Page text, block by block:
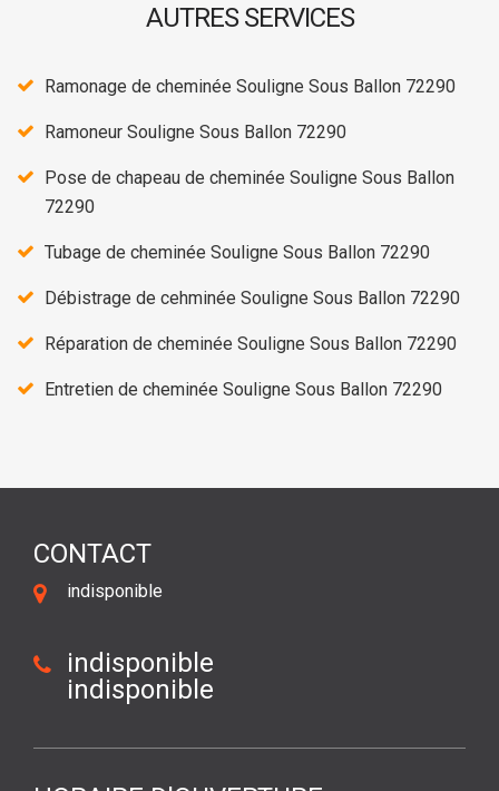
AUTRES SERVICES
Ramonage de cheminée Souligne Sous Ballon 72290
Ramoneur Souligne Sous Ballon 72290
Pose de chapeau de cheminée Souligne Sous Ballon
72290
Tubage de cheminée Souligne Sous Ballon 72290
Débistrage de cehminée Souligne Sous Ballon 72290
Réparation de cheminée Souligne Sous Ballon 72290
Entretien de cheminée Souligne Sous Ballon 72290
CONTACT
indisponible
indisponible
indisponible